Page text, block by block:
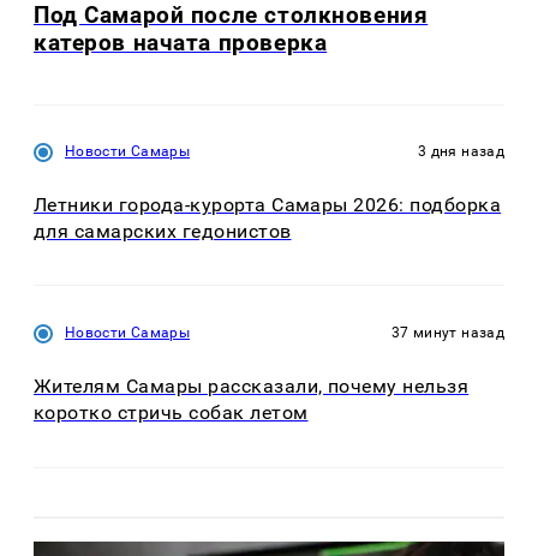
Под Самарой после столкновения
катеров начата проверка
Новости Самары 3 дня назад
Летники города-курорта Самары 2026: подборка
для самарских гедонистов
Новости Самары 37 минут назад
Жителям Самары рассказали, почему нельзя
коротко стричь собак летом